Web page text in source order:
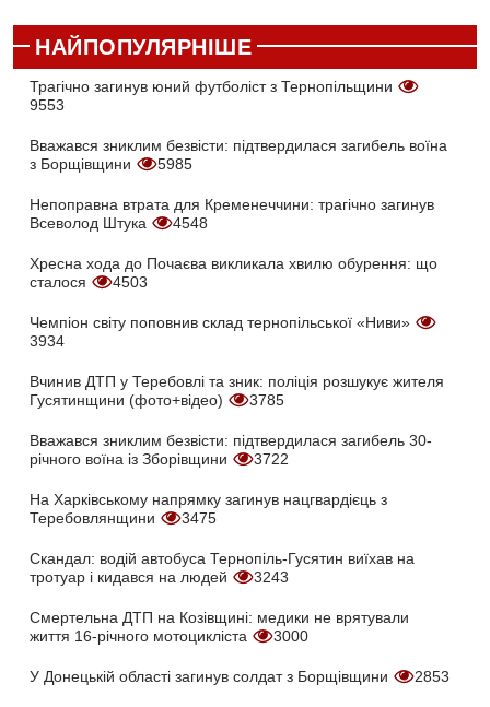
НАЙПОПУЛЯРНІШЕ
Трагічно загинув юний футболіст з Тернопільщини
9553
Вважався зниклим безвісти: підтвердилася загибель воїна
з Борщівщини
5985
Непоправна втрата для Кременеччини: трагічно загинув
Всеволод Штука
4548
Хресна хода до Почаєва викликала хвилю обурення: що
сталося
4503
Чемпіон світу поповнив склад тернопільської «Ниви»
3934
Вчинив ДТП у Теребовлі та зник: поліція розшукує жителя
Гусятинщини (фото+відео)
3785
Вважався зниклим безвісти: підтвердилася загибель 30-
річного воїна із Зборівщини
3722
На Харківському напрямку загинув нацгвардієць з
Теребовлянщини
3475
Скандал: водій автобуса Тернопіль-Гусятин виїхав на
тротуар і кидався на людей
3243
Смертельна ДТП на Козівщині: медики не врятували
життя 16-річного мотоцикліста
3000
У Донецькій області загинув солдат з Борщівщини 2853